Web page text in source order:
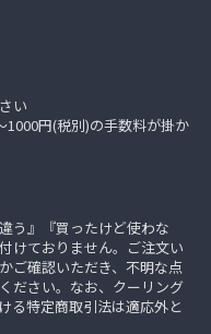
い
円(税別)の手数料が掛か
う』『買ったけど使わな
けておりません。ご注文い
ご確認いただき、不明な点
ださい。なお、クーリング
る特定商取引法は適応外と